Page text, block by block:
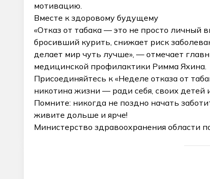
мотивацию.
Вместе к здоровому будущему
«Отказ от табака — это не просто личный
бросивший курить, снижает риск
делает мир чуть лучше», — отмечает
медицинской профилактики Римма Яхина.
Присоединяйтесь к «Неделе отказа от
никотина жизни — ради себя, своих детей
Помните: никогда не поздно начать
живите дольше и ярче!
Министерство здравоохранения